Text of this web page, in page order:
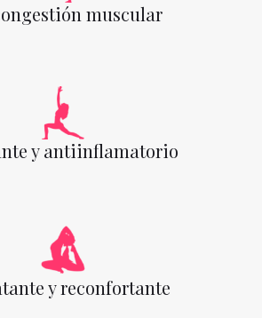
muscular
y antiinflamatorio
y reconfortante